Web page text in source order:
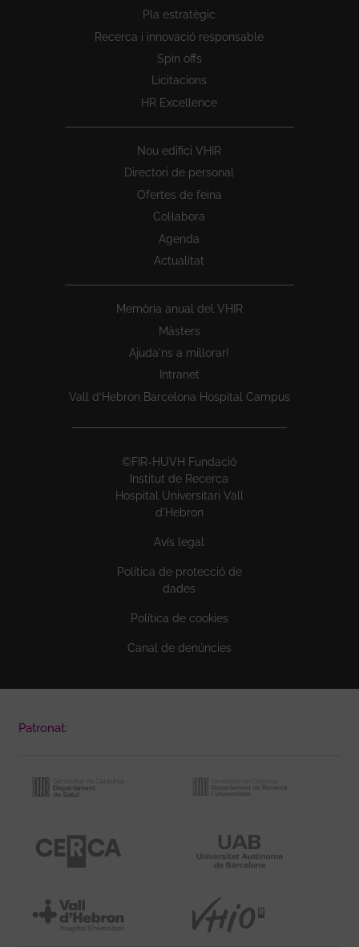
Pla estratègic
Recerca i innovació responsable
Spin offs
Licitacions
HR Excellence
Nou edifici VHIR
Directori de personal
Ofertes de feina
Col·labora
Agenda
Actualitat
Memòria anual del VHIR
Màsters
Ajuda'ns a millorar!
Intranet
Vall d’Hebron Barcelona Hospital Campus
©FIR-HUVH Fundació
Institut de Recerca
Hospital Universitari Vall
d'Hebron
Avís legal
Política de protecció de
dades
Política de cookies
Canal de denúncies
Patronat: